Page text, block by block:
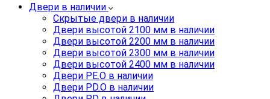
Двери в наличии
Скрытые двери в наличии
Двери высотой 2100 мм в наличии
Двери высотой 2200 мм в наличии
Двери высотой 2300 мм в наличии
Двери высотой 2400 мм в наличии
Двери PE.O в наличии
Двери PD.O в наличии